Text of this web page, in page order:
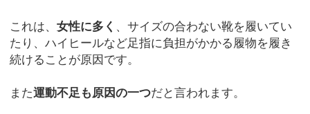
これは、女性に多く 、サイズの合わない靴を履いてい
たり、ハイヒールなど足指に負担がかかる履物を履き
続けることが原因です。
また運動不足も原因の一つだと言われます。